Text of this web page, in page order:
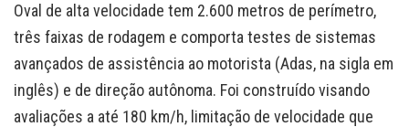
Oval de alta velocidade tem 2.600 metros de perímetro,
três faixas de rodagem e comporta testes de sistemas
avançados de assistência ao motorista (Adas, na sigla em
inglês) e de direção autônoma. Foi construído visando
avaliações a até 180 km/h, limitação de velocidade que